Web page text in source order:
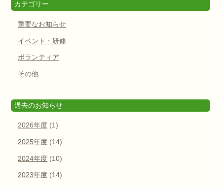
カテゴリー
重要なお知らせ
イベント・研修
ボランティア
その他
過去のお知らせ
2026年度 (1)
2025年度 (14)
2024年度 (10)
2023年度 (14)